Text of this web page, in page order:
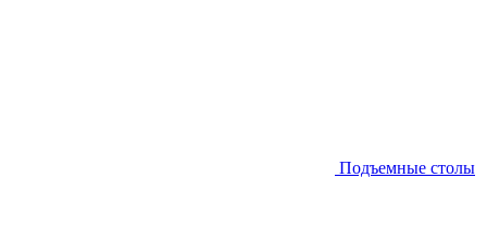
Подъемные столы